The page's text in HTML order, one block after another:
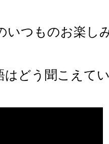
いつものお楽し
どう聞こえて